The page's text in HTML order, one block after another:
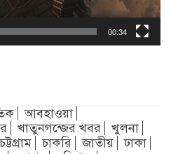
00:34
আবহাওয়া
খাতুনগন্জের খবর
খুলনা
চট্টগ্রাম চাকরি জাতীয়
ঢাকা